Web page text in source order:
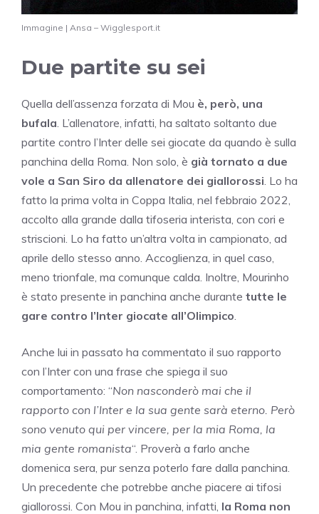
Immagine | Ansa – Wigglesport.it
Due partite su sei
Quella dell’assenza forzata di Mou è, però, una
bufala . L’allenatore, infatti, ha saltato soltanto due
partite contro l’Inter delle sei giocate da quando è sulla
panchina della Roma. Non solo, è già tornato a due
vole a San Siro da allenatore dei giallorossi . Lo ha
fatto la prima volta in Coppa Italia, nel febbraio 2022,
accolto alla grande dalla tifoseria interista, con cori e
striscioni. Lo ha fatto un’altra volta in campionato, ad
aprile dello stesso anno. Accoglienza, in quel caso,
meno trionfale, ma comunque calda. Inoltre, Mourinho
è stato presente in panchina anche durante tutte le
gare contro l’Inter giocate all’Olimpico
Anche lui in passato ha commentato il suo rapporto
con l’Inter con una frase che spiega il suo
comportamento: “Non nasconderò mai che il
rapporto con l’Inter e la sua gente sarà eterno. Però
sono venuto qui per vincere, per la mia Roma, la
mia gente romanista“. Proverà a farlo anche
domenica sera, pur senza poterlo fare dalla panchina.
Un precedente che potrebbe anche piacere ai tifosi
giallorossi. Con Mou in panchina, infatti, la Roma non